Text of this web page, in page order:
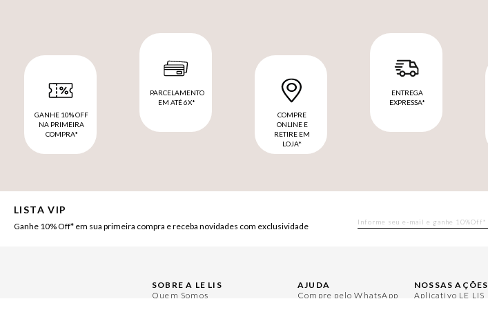
GANHE 10% OFF
NA PRIMEIRA
COMPRA*
PARCELAMENTO
EM ATÉ 6X*
COMPRE
ONLINE E
RETIRE EM
LOJA*
ENTREGA
EXPRESSA*
LISTA VIP
Ganhe 10% Off* em sua primeira compra e receba novidades com exclusividade
SOBRE A LE LIS
Quem Somos
AJUDA
Compre pelo WhatsApp
NOSSAS AÇÕES
Aplicativo LE LIS